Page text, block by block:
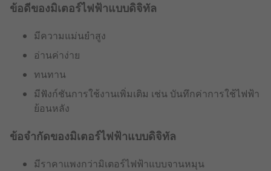
ข้อดีของมิเตอร์ไฟฟ้าแบบดิจิทัล
มีความแม่นยำสูง
อ่านค่าง่าย
ทนทาน
มีฟังก์ชันการใช้งานเพิ่มเติม เช่น บันทึกค่าการใช้ไฟฟ้า
ย้อนหลัง
ข้อจำกัดของมิเตอร์ไฟฟ้าแบบดิจิทัล
มีราคาแพงกว่ามิเตอร์ไฟฟ้าแบบจานหมุน